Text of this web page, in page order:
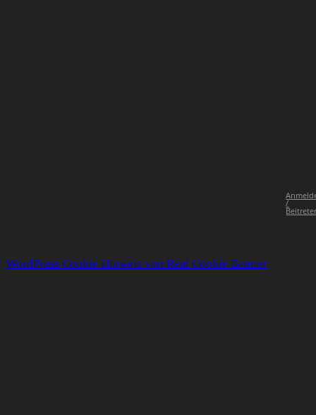
/
WordPress Cookie Hinweis von Real Cookie Banner